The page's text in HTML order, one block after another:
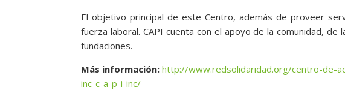
El objetivo principal de este Centro, además de proveer
fuerza laboral. CAPI cuenta con el apoyo de la comunidad,
fundaciones.
Más información:http://www.redsolidaridad.org/centro-de-
inc-c-a-p-i-inc/